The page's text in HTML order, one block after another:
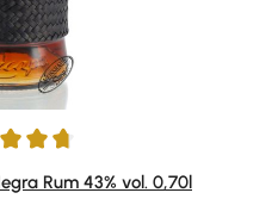
stars
Rum 43% vol. 0,70l